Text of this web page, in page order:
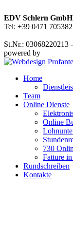
EDV Schlern GmbH
Tel: +39 0471
St.Nr.: 03068220213 -
powered by
Home
Team
Online Dienste
Online
730
Fatture
Rundschreiben
Kontakte